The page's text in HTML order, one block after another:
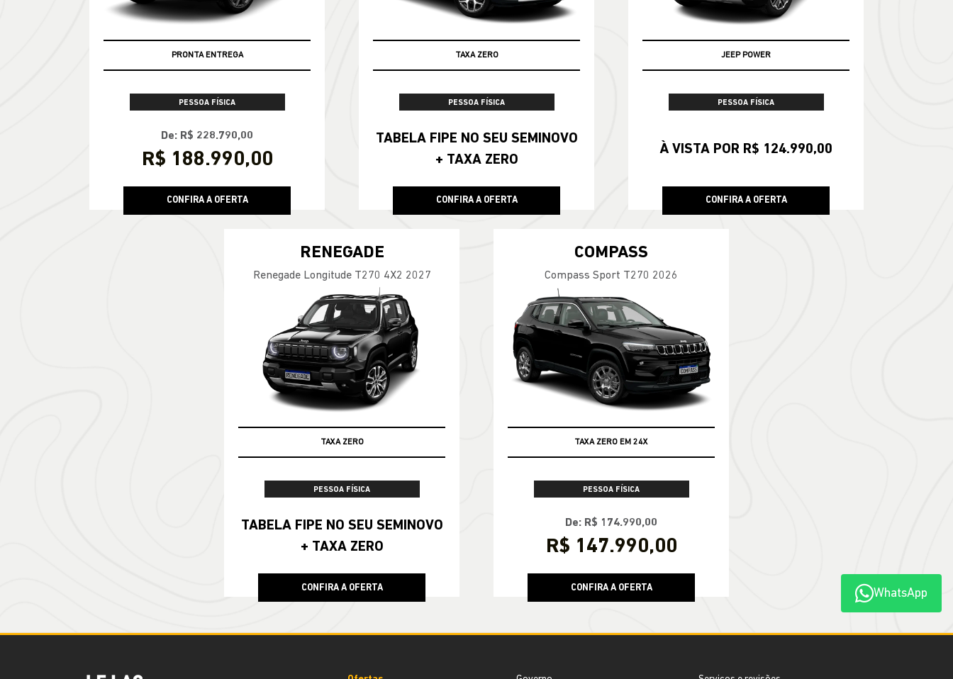
PRONTA ENTREGA
PESSOA FÍSICA
De: R$ 228.790,00
R$ 188.990,00
CONFIRA A OFERTA
TAXA ZERO
PESSOA FÍSICA
TABELA FIPE NO SEU SEMINOVO
+ TAXA ZERO
CONFIRA A OFERTA
JEEP POWER
PESSOA FÍSICA
À VISTA POR R$ 124.990,00
CONFIRA A OFERTA
RENEGADE
Renegade Longitude T270 4X2 2027
TAXA ZERO
PESSOA FÍSICA
TABELA FIPE NO SEU SEMINOVO
+ TAXA ZERO
CONFIRA A OFERTA
COMPASS
Compass Sport T270 2026
TAXA ZERO EM 24X
PESSOA FÍSICA
De: R$ 174.990,00
R$ 147.990,00
CONFIRA A OFERTA WhatsApp